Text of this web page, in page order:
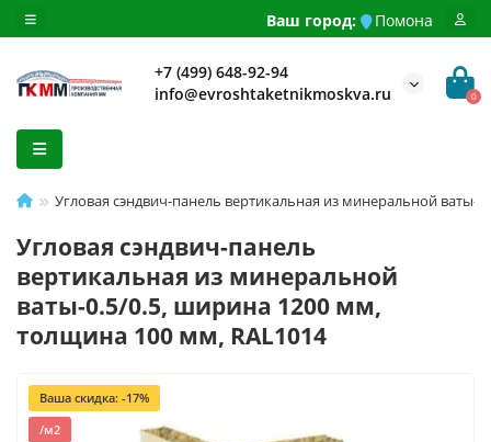
Ваш город: Помона
+7 (499) 648-92-94
info@evroshtaketnikmoskva.ru
0
Угловая сэндвич-панель вертикальная из минеральной
Угловая сэндвич-панель
вертикальная из минеральной
ваты-0.5/0.5, ширина 1200 мм,
толщина 100 мм, RAL1014
Ваша скидка: -17%
/м2